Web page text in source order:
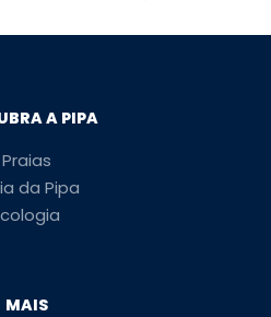
A PIPA
Praias
da Pipa
MAIS